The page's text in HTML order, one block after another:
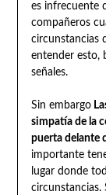
es infrecuente
compañeros
circunstancias
entender esto,
señales.
Sin embargo
simpatía de la
puerta delante
importante
lugar donde
circunstancias.